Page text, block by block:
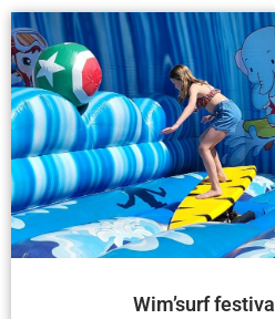
Wim’surf festival